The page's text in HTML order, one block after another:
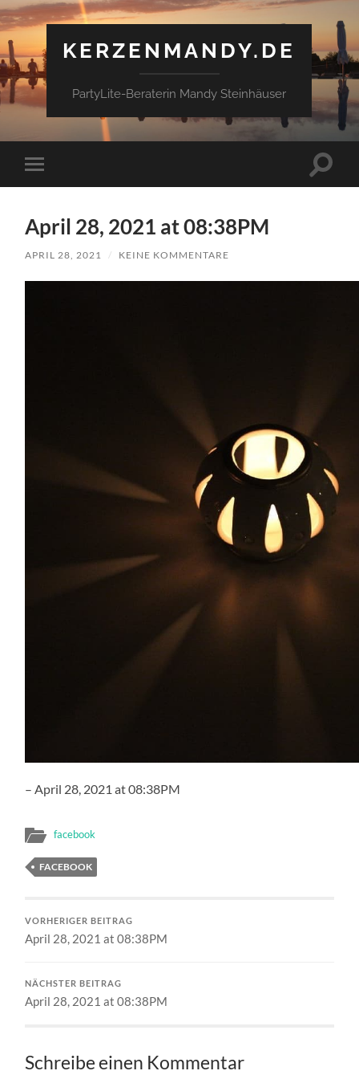
KERZENMANDY.DE
PartyLite-Beraterin Mandy Steinhäuser
Mobile-
Menü
April 28, 2021 at 08:38PM
APRIL 28, 2021 / KEINE KOMMENTARE
– April 28, 2021 at 08:38PM
facebook
FACEBOOK
VORHERIGER BEITRAG
April 28, 2021 at 08:38PM
NÄCHSTER BEITRAG
April 28, 2021 at 08:38PM
Schreibe einen Kommentar